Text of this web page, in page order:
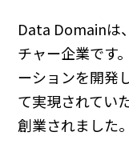
Data Domainは
チャー企業です
ーションを開発
て実現されてい
創業されました。